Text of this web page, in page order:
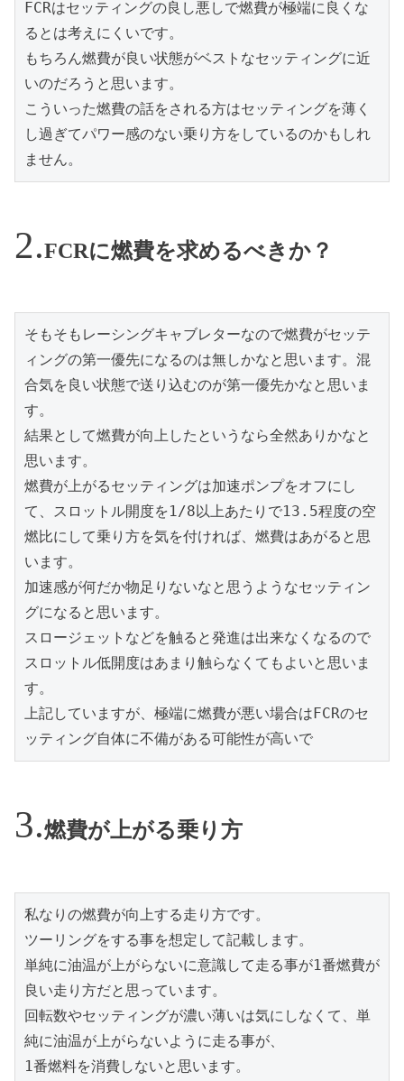
FCRはセッティングの良し悪しで燃費が極端に良くな
るとは考えにくいです。
もちろん燃費が良い状態がベストなセッティングに近
いのだろうと思います。
こういった燃費の話をされる方はセッティングを薄く
し過ぎてパワー感のない乗り方をしているのかもしれ
ません。
FCRに燃費を求めるべきか？
そもそもレーシングキャブレターなので燃費がセッテ
ィングの第一優先になるのは無しかなと思います。混
合気を良い状態で送り込むのが第一優先かなと思いま
す。
結果として燃費が向上したというなら全然ありかなと
思います。
燃費が上がるセッティングは加速ポンプをオフにし
て、スロットル開度を1/8以上あたりで13.5程度の空
燃比にして乗り方を気を付ければ、燃費はあがると思
います。
加速感が何だか物足りないなと思うようなセッティン
グになると思います。
スロージェットなどを触ると発進は出来なくなるので
スロットル低開度はあまり触らなくてもよいと思いま
す。
上記していますが、極端に燃費が悪い場合はFCRのセ
ッティング自体に不備がある可能性が高いで
燃費が上がる乗り方
私なりの燃費が向上する走り方です。
ツーリングをする事を想定して記載します。
単純に油温が上がらないに意識して走る事が1番燃費が
良い走り方だと思っています。
回転数やセッティングが濃い薄いは気にしなくて、単
純に油温が上がらないように走る事が、
1番燃料を消費しないと思います。